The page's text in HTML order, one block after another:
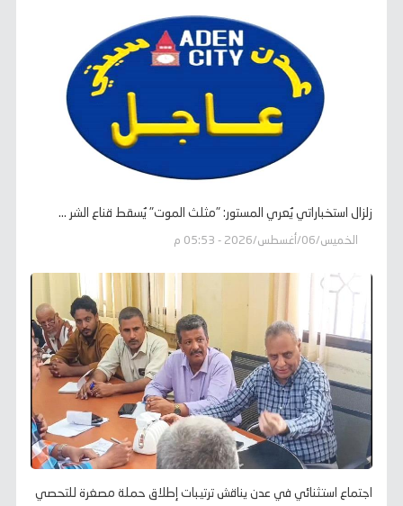
زلزال استخباراتي يُعري المستور: "مثلث الموت" يُسقط قناع الشر ...
الخميس/06/أغسطس/2026 - 05:53 م
اجتماع استثنائي في عدن يناقش ترتيبات إطلاق حملة مصغرة للتحصي